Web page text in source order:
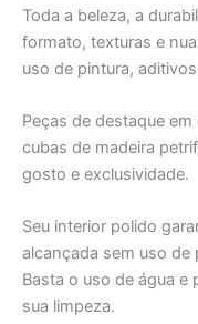
Toda a beleza, a
formato, texturas e
uso de pintura,
Peças de destaque
cubas de madeira
gosto e exclusividade.
Seu interior polido
alcançada sem uso
Basta o uso de água e
sua limpeza.